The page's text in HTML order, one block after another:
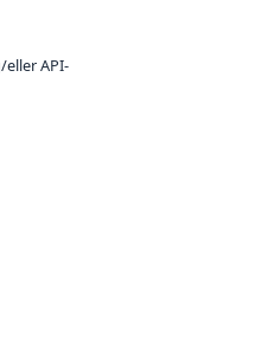
API-